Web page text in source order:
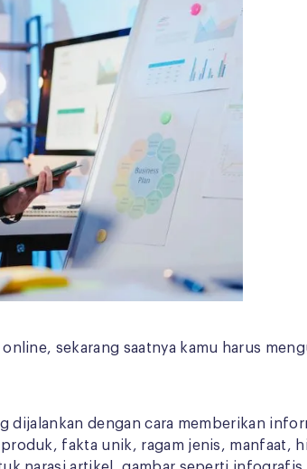
sekarang saatnya kamu harus
dijalankan dengan cara memberikan
fakta unik, ragam jenis,